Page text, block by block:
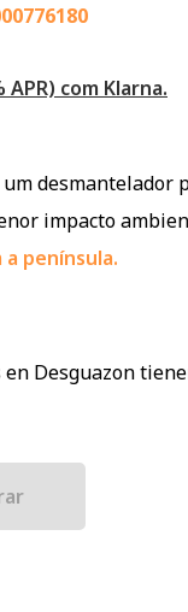
com Klarna.
desmantelador
impacto
a península.
Desguazon